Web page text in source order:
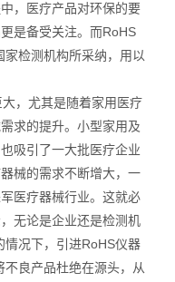
，医疗产品对环保的要
是备受关注。而RoHS
检测机构所采纳，用以
，尤其是随着家用医疗
求的提升。小型家用及
吸引了一大批医疗企业
械的需求不断增大，一
医疗器械行业。这就必
无论是企业还是检测机
情况下，引进RoHS仪器
良产品杜绝在源头，从